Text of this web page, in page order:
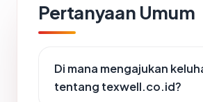
Pertanyaan Umum
Di mana mengajukan
tentang texwell.co.id?